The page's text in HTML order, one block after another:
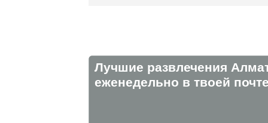
Лучшие развлечения
eженедельно в твоей